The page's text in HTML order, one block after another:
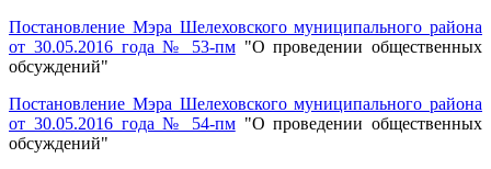
Постановление Мэра Шелеховского муниципального района
от 30.05.2016 года № 53-пм"О проведении общественных
обсуждений"
Постановление Мэра Шелеховского муниципального района
от 30.05.2016 года № 54-пм"О проведении общественных
обсуждений"